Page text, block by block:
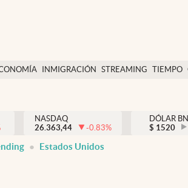
INMIGRACIÓN STREAMING TIEMPO
México
NASDAQ
26.363,44
-0.83%
DÓLAR
$ 1520
Estados Unidos